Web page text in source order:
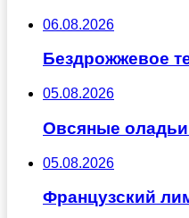
06.08.2026
Бездрожжевое
05.08.2026
Овсяные
05.08.2026
Французский